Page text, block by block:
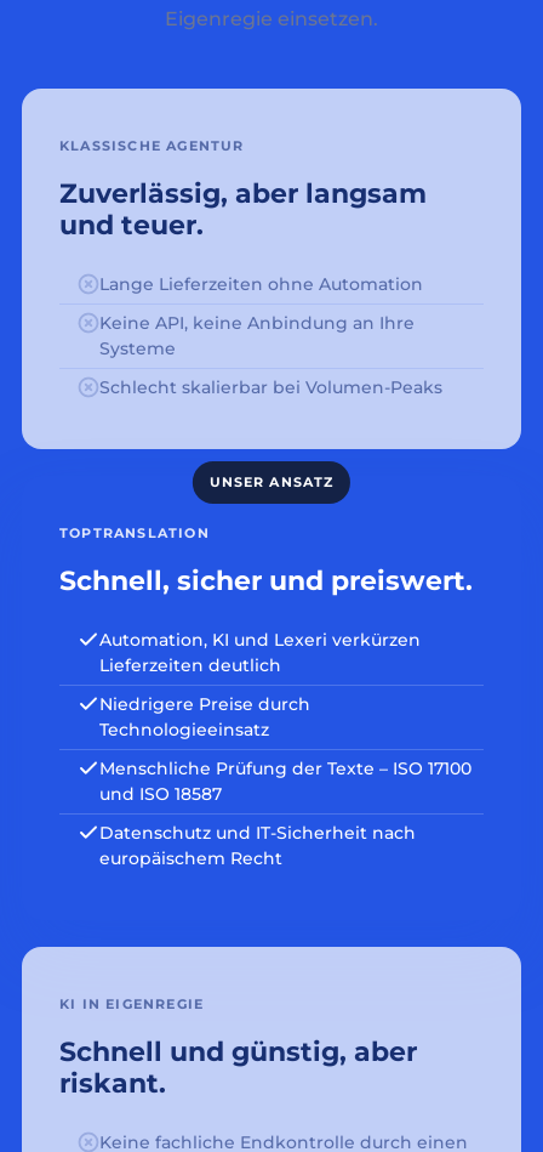
Eigenregie einsetzen.
KLASSISCHE AGENTUR
Zuverlässig, aber langsam
und teuer.
Lange Lieferzeiten ohne Automation
Keine API, keine Anbindung an Ihre
Systeme
Schlecht skalierbar bei Volumen-Peaks
TOPTRANSLATION
Schnell, sicher und preiswert.
Automation, KI und Lexeri verkürzen
Lieferzeiten deutlich
Niedrigere Preise durch
Technologieeinsatz
Menschliche Prüfung der Texte – ISO 17100
und ISO 18587
Datenschutz und IT-Sicherheit nach
europäischem Recht
KI IN EIGENREGIE
Schnell und günstig, aber
riskant.
Keine fachliche Endkontrolle durch einen